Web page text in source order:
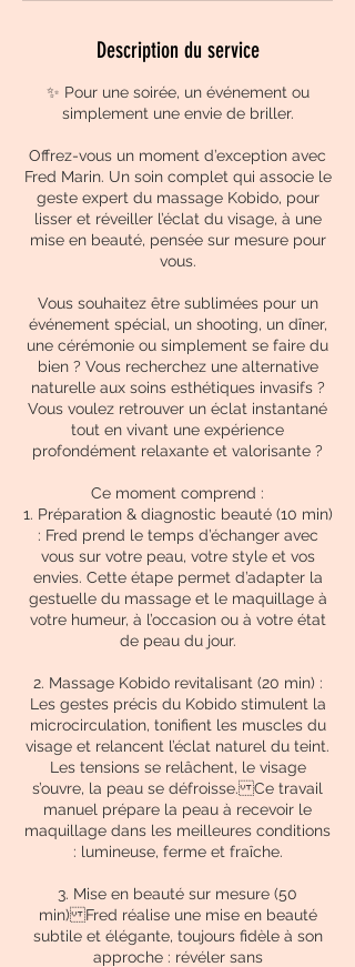
Description du service
✨ Pour une soirée, un événement ou
simplement une envie de briller.
Offrez-vous un moment d’exception avec
Fred Marin. Un soin complet qui associe le
geste expert du massage Kobido, pour
lisser et réveiller l’éclat du visage, à une
mise en beauté, pensée sur mesure pour
vous.
Vous souhaitez être sublimées pour un
événement spécial, un shooting, un dîner,
une cérémonie ou simplement se faire du
bien ? Vous recherchez une alternative
naturelle aux soins esthétiques invasifs ?
Vous voulez retrouver un éclat instantané
tout en vivant une expérience
profondément relaxante et valorisante ?
Ce moment comprend :
1. Préparation & diagnostic beauté (10 min)
: Fred prend le temps d’échanger avec
vous sur votre peau, votre style et vos
envies. Cette étape permet d’adapter la
gestuelle du massage et le maquillage à
votre humeur, à l’occasion ou à votre état
de peau du jour.
2. Massage Kobido revitalisant (20 min) :
Les gestes précis du Kobido stimulent la
microcirculation, tonifient les muscles du
visage et relancent l’éclat naturel du teint.
Les tensions se relâchent, le visage
s’ouvre, la peau se défroisse. Ce travail
manuel prépare la peau à recevoir le
maquillage dans les meilleures conditions
: lumineuse, ferme et fraîche.
3. Mise en beauté sur mesure (50
min) Fred réalise une mise en beauté
subtile et élégante, toujours fidèle à son
approche : révéler sans